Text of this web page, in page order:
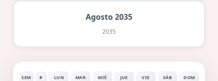
Agosto 2035
2035
SEM # LUN MAR MIÉ JUE VIE SÁB DOM